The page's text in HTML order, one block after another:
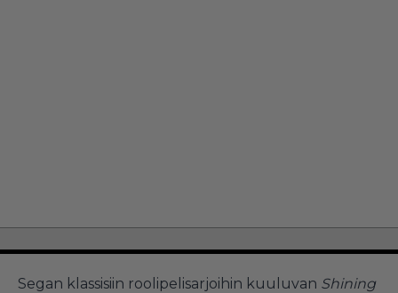
Segan klassisiin roolipelisarjoihin kuuluvan Shining